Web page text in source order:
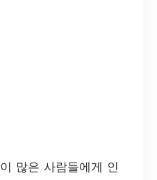
이 많은 사람들에게 인